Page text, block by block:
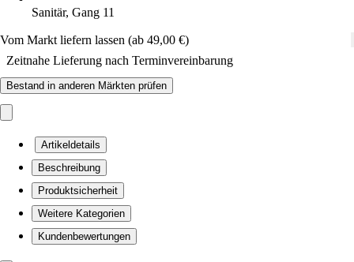
Sanitär, Gang 11
Vom Markt liefern lassen (ab 49,00 €)
Zeitnahe Lieferung nach Terminvereinbarung
Bestand in anderen Märkten prüfen
Artikeldetails
Beschreibung
Produktsicherheit
Weitere Kategorien
Kundenbewertungen